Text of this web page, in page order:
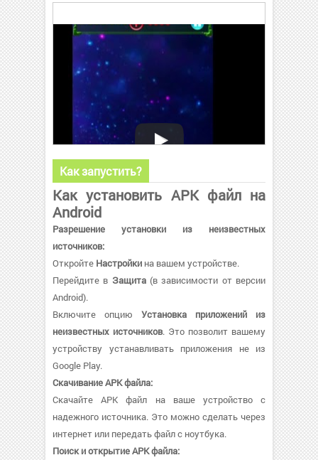
Как запустить?
Как установить APK файл на
Android
Разрешение установки из неизвестных
источников:
Откройте Настройки на вашем устройстве.
Перейдите в Защита(в зависимости от версии
Android).
Включите опцию Установка приложений из
неизвестных источников. Это позволит вашему
устройству устанавливать приложения не из
Google Play.
Скачивание APK файла:
Скачайте APK файл на ваше устройство с
надежного источника. Это можно сделать через
интернет или передать файл с ноутбука.
Поиск и открытие APK файла: